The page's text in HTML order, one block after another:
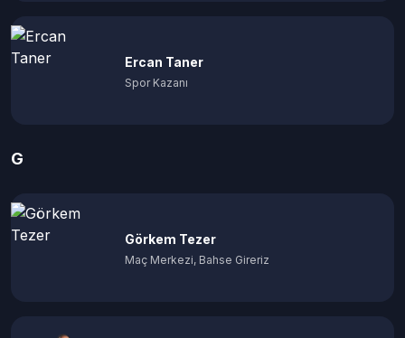
Ercan Taner
Spor Kazanı
G
Görkem Tezer
Maç Merkezi, Bahse Gireriz